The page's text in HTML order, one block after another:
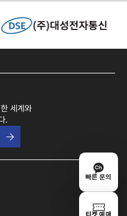
빠른 문의
세계와
.